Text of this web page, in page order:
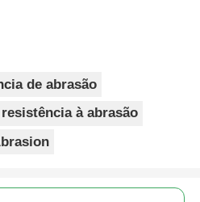
de abrasão
à abrasão